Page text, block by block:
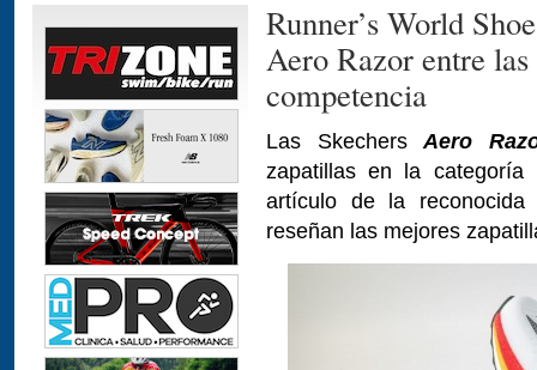
Runner’s World
Aero Razor entre
competencia
Las SkechersAero
zapatillas en la categoría
artículo de la reconocida
reseñan las mejores